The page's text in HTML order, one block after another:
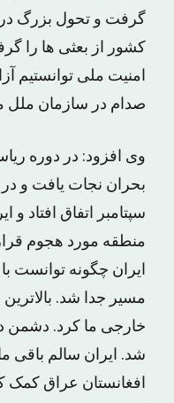
گرفت و تحول بزرگ در
کشور از بعثی ها را
امنیت ملی توانستیم
صدام در سازمان ملل
وی افزود: در دوره
سپتامبر اتفاق افتاد و
منطقه مورد هجوم
ایران چگونه توانست
مسیر جدا شد.
خارجی ما کرد. دشمن
شد. ایران سالم باقی
افغانستان عراق